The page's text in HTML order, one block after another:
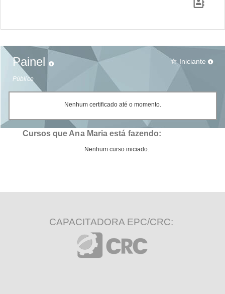
Painel
Público
star_border Iniciante
Nenhum certificado até o momento.
Cursos que Ana Maria está fazendo:
Nenhum curso iniciado.
CAPACITADORA EPC/CRC: